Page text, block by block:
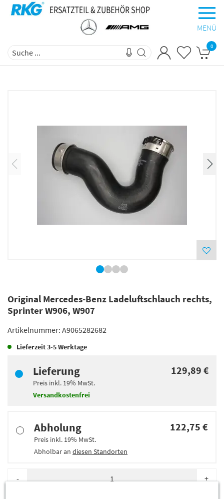
MENÜ
0
Original Mercedes-Benz Ladeluftschlauch rechts,
Sprinter W906, W907
Artikelnummer: A9065282682
Lieferzeit3-5 Werktage
Lieferung
Preis inkl. 19% MwSt.
Versandkostenfrei
129,89 €
Abholung
Preis inkl. 19% MwSt.
Abholbar an diesen Standorten
122,75 €
- +